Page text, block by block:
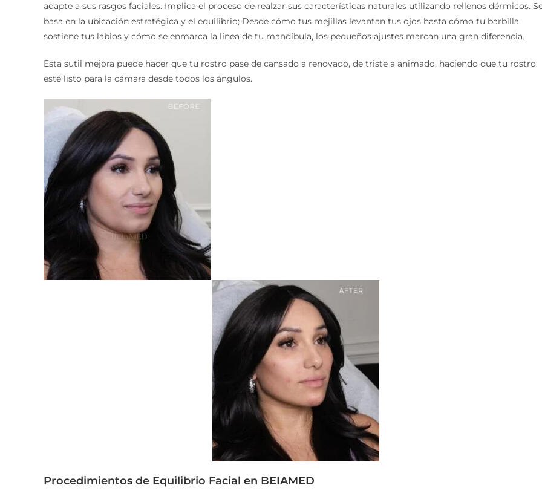
adapte a sus rasgos faciales. Implica el proceso de realzar sus características naturales utilizando rellenos dérmicos.
basa en la ubicación estratégica y el equilibrio; Desde cómo tus mejillas levantan tus ojos hasta cómo tu barbilla
sostiene tus labios y cómo se enmarca la línea de tu mandíbula, los pequeños ajustes marcan una gran diferencia.
Esta sutil mejora puede hacer que tu rostro pase de cansado a renovado, de triste a animado, haciendo que tu rostro
esté listo para la cámara desde todos los ángulos.
Procedimientos de Equilibrio Facial en BEIAMED